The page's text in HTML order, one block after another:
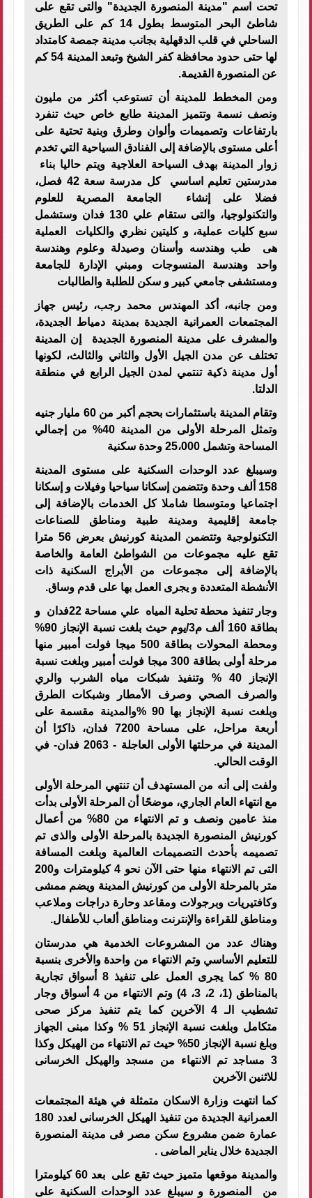
تحت اسم "مدينة المنصورة الجديدة" والتى تقع على
شاطئ البحر المتوسط بطول 14 كم على الطريق
الساحلي في قلب الدقهلية بجانب مدينة جمصة كامتداد
لها حتى حدود محافظة كفر الشيخ وتبعد المدينة 54 كم
عن المنصورة القديمة.
ومن المخطط للمدينة أن تستوعب أكثر من مليون
ونصف نسمة وتتميز المدينة طابع خاص حيث تنفرد
بارتفاعات وتصميمات وألوان وطرق وبنية تحتية على
أعلى مستوى بالإضافة إلى الفنادق السياحية التي تخدم
زوار المدينة بهدف السياحة العلاجية ويتم حاليا بناء
مدرستين تعليم اساسي كل مدرسة سعة 42 فصل،
فضلا على إنشاء الجامعة المصرية للعلوم
والتكنولوجيا، والتى ستقام علي 130 فدان وستشمل
سبع كليات عملية، و كليتين نظري والكليات العملية
هى طب وهندسه وأسنان وصيدلة وعلوم وهندسة
واحد وهندسة المنسوجات ومبني الإدارة للجامعة
ومستشفى جامعي كبير و سكن للطلبة والطالبات
ومن جانبه، أكد المهندس محمد رجب، رئيس جهاز
المجتمعات العمرانية الجديدة بمدينة دمياط الجديدة،
والمشرف على مدينة المنصورة الجديدة إن المدينة
تختلف عن مدن الجيل الأول والثاني والثالث، لكونها
أول مدينة ذكية تنتمي لمدن الجيل الرابع في منطقة
الدلتا.
وتقام المدينة باستثمارات بحجم أكبر من 60 مليار جنيه
وتمثل المرحلة الأولى من المدينة 40% من إجمالي
المساحة وتشمل 25،000 وحدة سكنية
وسيبلغ عدد الوحدات السكنية على مستوى المدينة
158 ألف وحدة وتتضمن إسكانا سياحيا وفيلات و إسكانا
اجتماعيا ومتوسطا شاملا كل الخدمات بالإضافة إلى
جامعة إقليمية ومدينة طبية ومناطق للصناعات
التكنولوجية وتتضمن المدينة كورنيش بعرض 56 مترا
تقع عليه مجموعات من الشواطئ العامة والخاصة
بالإضافة إلى مجموعات من الأبراج السكنية ذات
الأنشطة المتعددة و يجرى العمل بها على قدم وساق.
وجار تنفيذ محطة تحلية المياه علي مساحة 22فدان و
بطاقة 160 ألف م3/يوم حيث بلغت نسبة الإنجاز 90%
ومحطة المحولات بطاقة 500 ميجا فولت أمبير منها
مرحلة أولى بطاقة 300 ميجا فولت أمبير وبلغت نسبة
الإنجاز 40 % وتنفيذ شبكات مياه الشرب والري
والصرف الصحي وصرف الأمطار وشبكات الطرق
وبلغت نسبة الإنجاز بها 90 %والمدينة مقسمة على
أربعة مراحل، على مساحة 7200 فدان، ذاكرًا أن
المدينة في مرحلتها الأولى العاجلة - 2063 فدان- في
الوقت الحالي.
ولفت إلى أنه من المستهدف أن تنتهي المرحلة الأولى
مع انتهاء العام الجاري، موضحًا أن المرحلة الأولى بدأت
منذ عامين ونصف و تم الانتهاء من 80% من أعمال
كورنيش المنصورة الجديدة بالمرحلة الأولى والذى تم
تصميمه بأحدث التصميمات العالمية وبلغت المسافة
التى تم الانتهاء منها حتى الآن نحو 4 كيلومترات و200
متر بالمرحلة الأولى من كورنيش المدينة ويضم ممشى
وكافتيريات وبرجولات ومقاعد وحارة دراجات وملاعب
ومناطق للقراءة والإنترنت ومناطق ألعاب للأطفال.
وهناك عدد من المشروعات الخدمية هي مدرستان
للتعليم الأساسي وتم الانتهاء من واحدة والأخرى بنسبة
80 % كما يجرى العمل على تنفيذ 8 أسواق تجارية
بالمناطق (1، 2، 3، 4) وتم الانتهاء من 4 أسواق وجار
تشطيب الـ 4 الآخرين كما يتم تنفيذ مركز صحى
متكامل وبلغت نسبة الإنجاز 51 % وكذا مبنى الجهاز
وبلغ نسبة الإنجاز 50% حيث تم الانتهاء من الهيكل وكذا
3 مساجد تم الانتهاء من مسجد والهيكل الخرسانى
للاثنين الآخرين
كما انتهت وزارة الاسكان متمثلة في هيئة المجتمعات
العمرانية الجديدة من تنفيذ الهيكل الخرسانى لعدد 180
عمارة ضمن مشروع سكن مصر فى مدينة المنصورة
الجديدة خلال يناير الماضى .
والمدينة موقعها متميز حيث تقع على بعد 60 كيلومترا
من المنصورة و سيبلغ عدد الوحدات السكنية على